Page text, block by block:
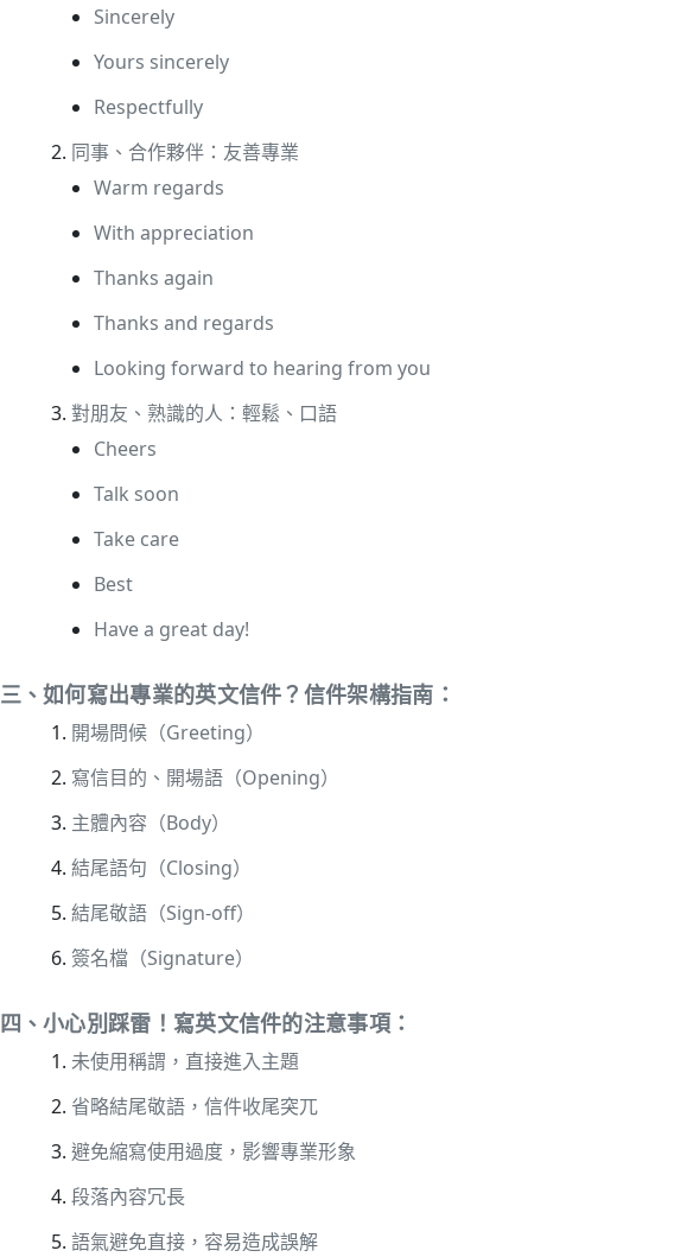
Sincerely
Yours sincerely
Respectfully
同事、合作夥伴：友善專業
Warm regards
With appreciation
Thanks again
Thanks and regards
Looking forward to hearing from you
對朋友、熟識的人：輕鬆、口語
Cheers
Talk soon
Take care
Best
Have a great day!
三、如何寫出專業的英文信件？信件架構指南：
開場問候（Greeting）
寫信目的、開場語（Opening）
主體內容（Body）
結尾語句（Closing）
結尾敬語（Sign-off）
簽名檔（Signature）
四、小心別踩雷！寫英文信件的注意事項：
未使用稱謂，直接進入主題
省略結尾敬語，信件收尾突兀
避免縮寫使用過度，影響專業形象
段落內容冗長
語氣避免直接，容易造成誤解